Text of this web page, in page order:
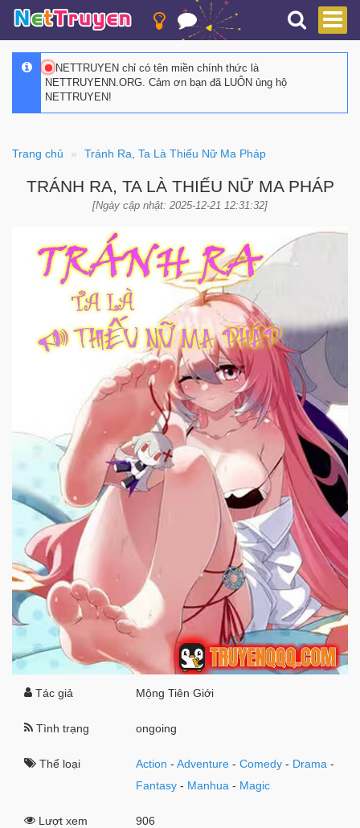
NETTRUYEN chỉ có tên miền chính thức là
NETTRUYENN.ORG. Cảm ơn bạn đã LUÔN ủng hộ
NETTRUYEN!
Trang chủ Tránh Ra, Ta Là Thiếu Nữ Ma Pháp
TRÁNH RA, TA LÀ THIẾU NỮ MA PHÁP
[Ngày cập nhật: 2025-12-21 12:31:32]
Tác giả Mộng Tiên Giới
Tình trạng ongoing
Thể loại Action -Adventure -Comedy - Drama -
Fantasy - Manhua - Magic
Lượt xem 906